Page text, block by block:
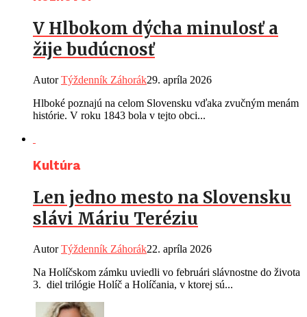
V Hlbokom dýcha minulosť a
žije budúcnosť
AutorTýždenník Záhorák29. apríla 2026
Hlboké poznajú na celom Slovensku vďaka zvučným menám
histórie. V roku 1843 bola v tejto obci...
Kultúra
Len jedno mesto na Slovensku
slávi Máriu Teréziu
AutorTýždenník Záhorák22. apríla 2026
Na Holíčskom zámku uviedli vo februári slávnostne do života
3. diel trilógie Holíč a Holíčania, v ktorej sú...